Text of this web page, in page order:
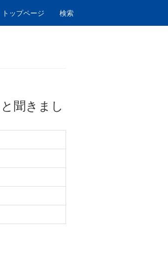
トップページ 検索
聞きまし